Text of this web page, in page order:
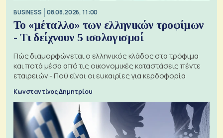
BUSINESS 08.08.2026, 11:00
Το «μέταλλο» των ελληνικών τροφίμων
- Τι δείχνουν 5 ισολογισμοί
Πώς διαμορφώνεται ο ελληνικός κλάδος στα τρόφιμα
και ποτά μέσα από τις οικονομικές καταστάσεις πέντε
εταιρειών - Πού είναι οι ευκαιρίες για κερδοφορία
Κωνσταντίνος Δημητρίου